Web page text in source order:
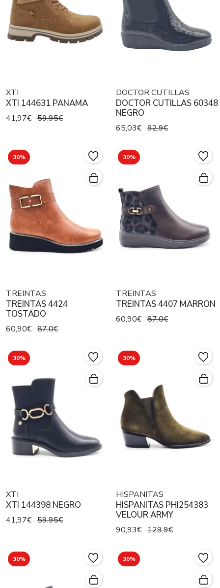
XTI
XTI 144631 PANAMA
41,97€ 59,95€
DOCTOR CUTILLAS
DOCTOR CUTILLAS 60348
NEGRO
65,03€ 92,9€
30%
TREINTAS
TREINTAS 4424
TOSTADO
60,90€ 87,0€
30%
TREINTAS
TREINTAS 4407 MARRON
60,90€ 87,0€
30%
XTI
XTI 144398 NEGRO
41,97€ 59,95€
30%
HISPANITAS
HISPANITAS PHI254383
VELOUR ARMY
90,93€ 129,9€
30% 30%